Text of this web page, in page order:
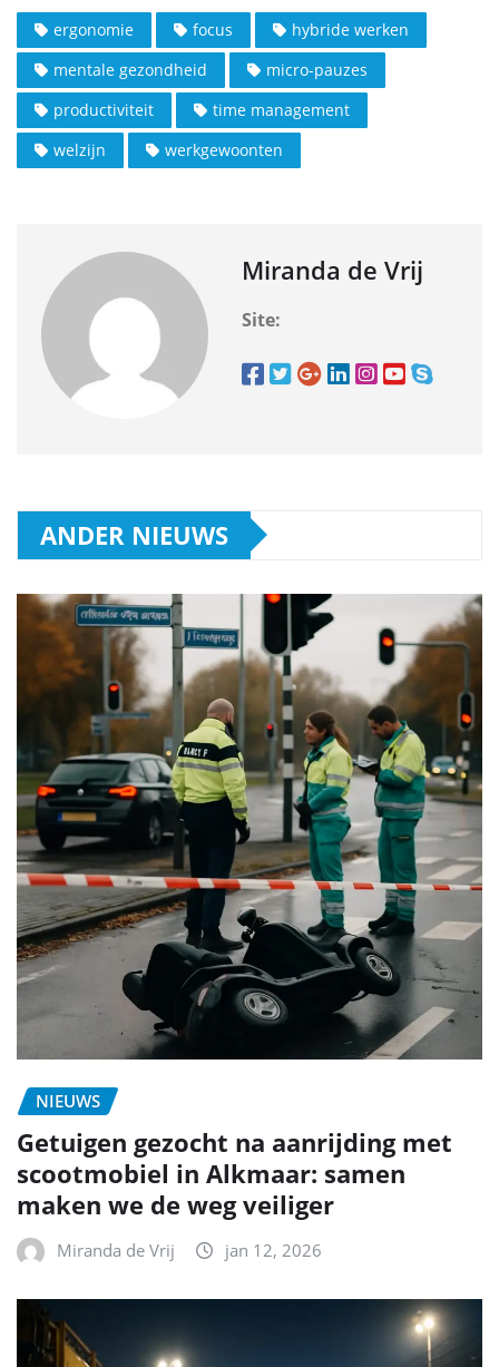
ergonomie focus
hybride werken
mentale gezondheid
micro-pauzes
productiviteit
time management
welzijn
werkgewoonten
Miranda de Vrij
Site:
ANDER NIEUWS
NIEUWS
Getuigen gezocht na aanrijding met
scootmobiel in Alkmaar: samen
maken we de weg veiliger
Miranda de Vrij jan 12, 2026